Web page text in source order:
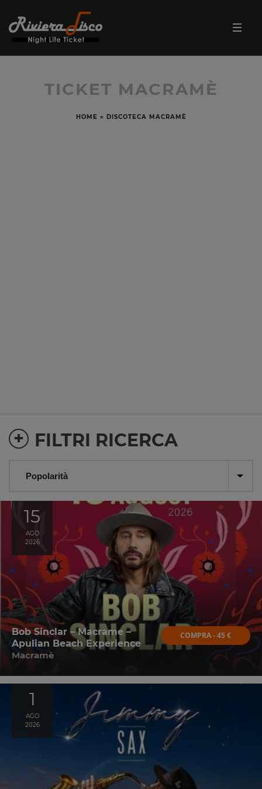
TICKET MACRAMÈ
HOME » DISCOTECA MACRAMÈ
FILTRI RICERCA
+
15
AGO
2026
Bob Sinclar – Macrame –
Apulian Beach Experience
Macramè
COMPRA - 45 €
1
AGO
2026